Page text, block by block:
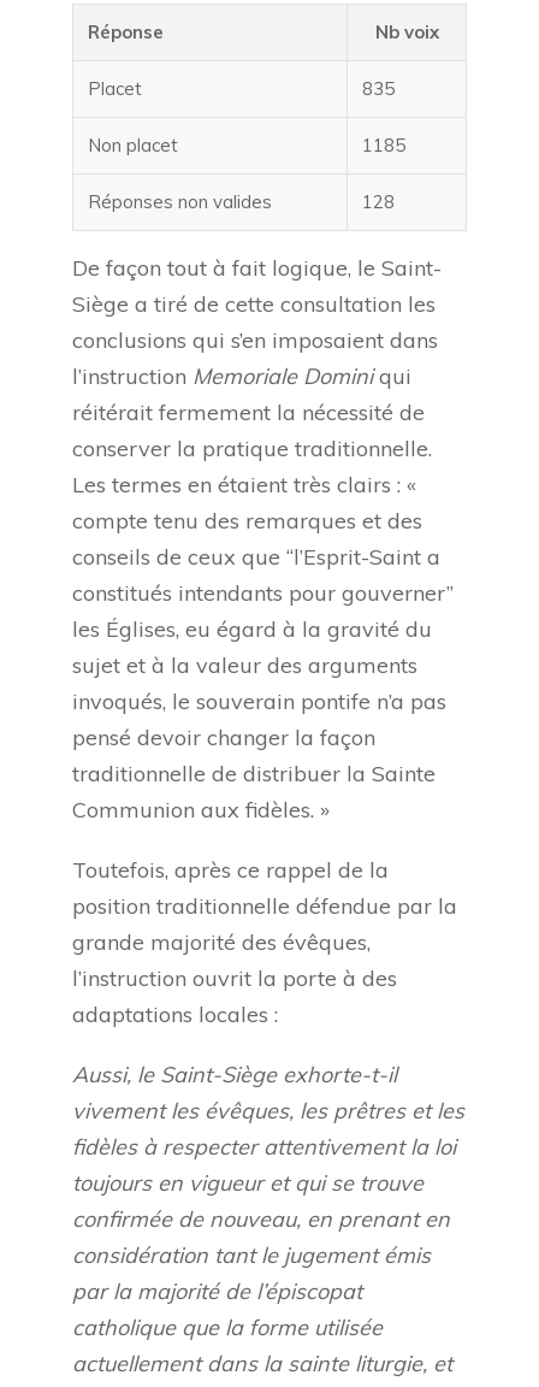
Réponse Nb voix
Placet 835
Non placet 1185
Réponses non valides 128
De façon tout à fait logique, le Saint-
Siège a tiré de cette consultation les
conclusions qui s’en imposaient dans
l’instruction Memoriale Dominiqui
réitérait fermement la nécessité de
conserver la pratique traditionnelle.
Les termes en étaient très clairs : «
compte tenu des remarques et des
conseils de ceux que “l’Esprit-Saint a
constitués intendants pour gouverner”
les Églises, eu égard à la gravité du
sujet et à la valeur des arguments
invoqués, le souverain pontife n’a pas
pensé devoir changer la façon
traditionnelle de distribuer la Sainte
Communion aux fidèles. »
Toutefois, après ce rappel de la
position traditionnelle défendue par la
grande majorité des évêques,
l’instruction ouvrit la porte à des
adaptations locales :
Aussi, le Saint-Siège exhorte-t-il
vivement les évêques, les prêtres et les
fidèles à respecter attentivement la loi
toujours en vigueur et qui se trouve
confirmée de nouveau, en prenant en
considération tant le jugement émis
par la majorité de l’épiscopat
catholique que la forme utilisée
actuellement dans la sainte liturgie, et